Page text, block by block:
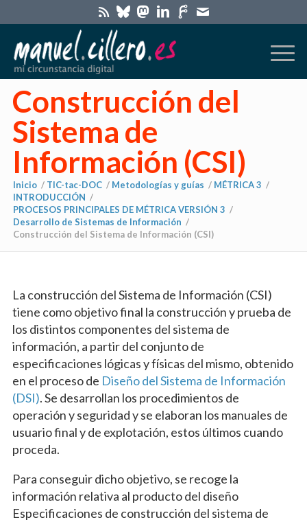
Construcción del
Sistema de
Información (CSI)
Inicio / TIC-tac-DOC / Metodologías y guías / MÉTRICA 3 /
INTRODUCCIÓN /
PROCESOS PRINCIPALES DE MÉTRICA VERSIÓN 3 /
Desarrollo de Sistemas de Información /
Construcción del Sistema de Información (CSI)
La construcción del Sistema de Información (CSI)
tiene como objetivo final la construcción y prueba de
los distintos componentes del sistema de
información, a partir del conjunto de
especificaciones lógicas y físicas del mismo, obtenido
en el proceso de Diseño del Sistema de Información
(DSI). Se desarrollan los procedimientos de
operación y seguridad y se elaboran los manuales de
usuario final y de explotación, estos últimos cuando
proceda.
Para conseguir dicho objetivo, se recoge la
información relativa al producto del diseño
Especificaciones de construcción del sistema de